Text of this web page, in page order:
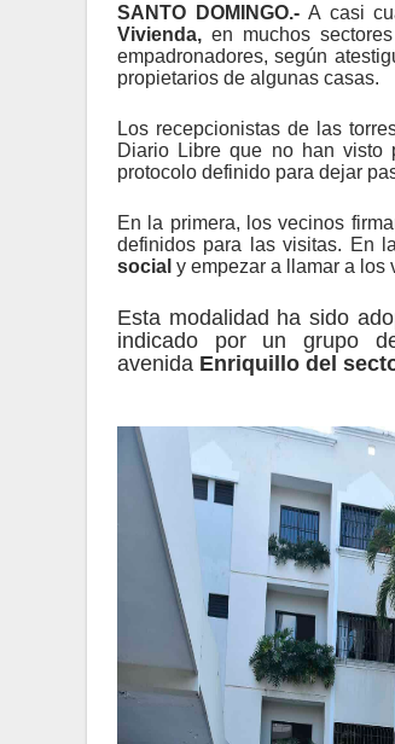
SANTO DOMINGO.-A casi
Vivienda, en muchos
empadronadores, según
propietarios de algunas casas.
Los recepcionistas de las
Diario Libre que no han
protocolo definido para dejar
En la primera, los vecinos
definidos para las visitas. En
social y empezar a llamar a los
Esta modalidad ha sido
indicado por un grupo
avenida Enriquillo del